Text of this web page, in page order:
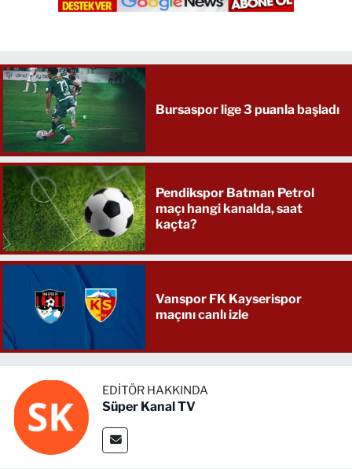
Bursaspor lige 3 puanla başladı
Pendikspor Batman Petrol
maçı hangi kanalda, saat
kaçta?
Vanspor FK Kayserispor
maçını canlı izle
EDITÖR HAKKINDA
Süper Kanal TV